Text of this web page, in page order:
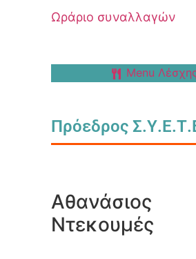
Ωράριο συναλλαγών
Menu
Πρόεδρος
Αθανάσιος
Ντεκουμές